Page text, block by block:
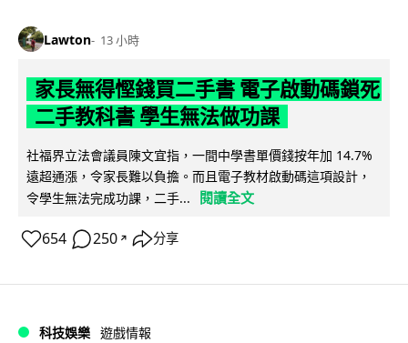
Lawton 13 小時
家長無得慳錢買二手書 電子啟動碼鎖死
二手教科書 學生無法做功課
社福界立法會議員陳文宜指，一間中學書單價錢按年加 14.7%
遠超通漲，令家長難以負擔。而且電子教材啟動碼這項設計，
令學生無法完成功課，二手...
閱讀全文
654 250 ↗ 分享
科技娛樂 遊戲情報